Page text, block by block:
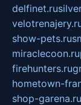
delfinet.ru
show-pets.ru
miraclecoon.ru
firehunters.ru
hometown-
shop-garena.ru